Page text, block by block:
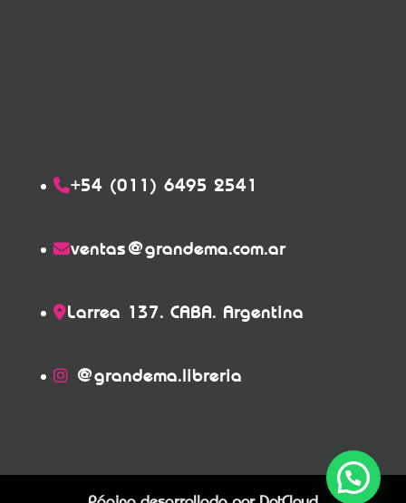
+54 (011) 6495 2541
ventas@grandema.com.ar
Larrea 137. CABA. Argentina
@grandema.libreria